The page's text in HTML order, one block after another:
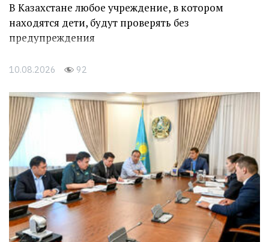
В Казахстане любое учреждение, в котором
находятся дети, будут проверять без
предупреждения
10.08.2026 92